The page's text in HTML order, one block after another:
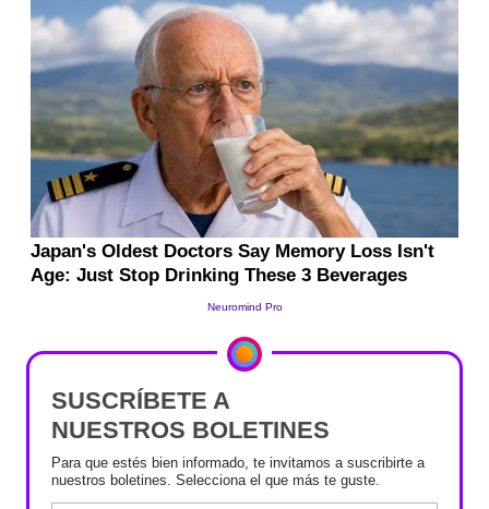
SUSCRÍBETE A
NUESTROS BOLETINES
Para que estés bien informado, te invitamos a suscribirte a
nuestros boletines. Selecciona el que más te guste.